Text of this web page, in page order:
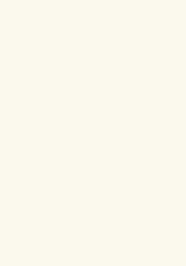
correctamente.
sitio web. Almacenan
agregada y, por lo
sus intereses en
su navegador y